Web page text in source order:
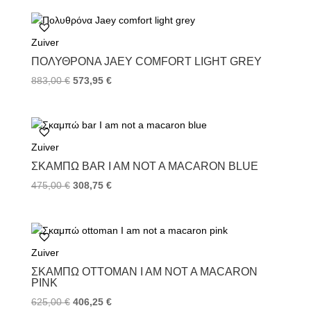
Zuiver
ΠΟΛΥΘΡΌΝΑ JAEY COMFORT LIGHT GREY
883,00€ 573,95 €
Zuiver
ΣΚΑΜΠΏ BAR I AM NOT A MACARON BLUE
475,00€ 308,75 €
Zuiver
ΣΚΑΜΠΏ OTTOMAN I AM NOT A MACARON
PINK
625,00€ 406,25 €